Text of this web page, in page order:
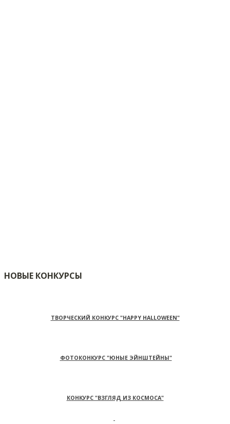
НОВЫЕ КОНКУРСЫ
ТВОРЧЕСКИЙ КОНКУРС "HAPPY HALLOWEEN"
ФОТОКОНКУРС "ЮНЫЕ ЭЙНШТЕЙНЫ"
КОНКУРС "ВЗГЛЯД ИЗ КОСМОСА"